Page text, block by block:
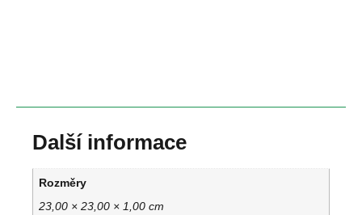
Další informace
Rozměry
23,00 × 23,00 × 1,00 cm